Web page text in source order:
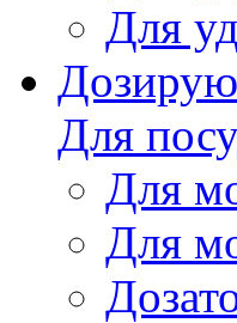
Для
Для
Для
Для